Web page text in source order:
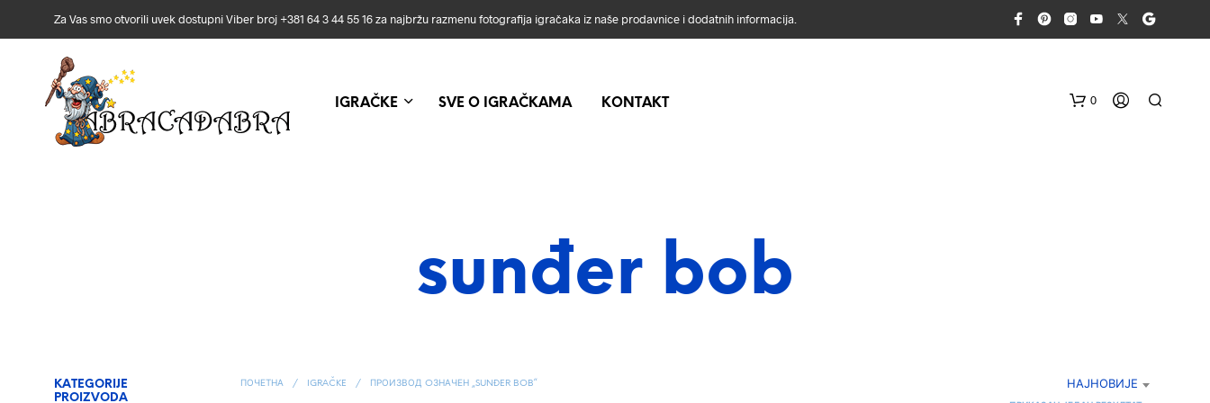
Za Vas smo otvorili uvek dostupni Viber broj +381 64 3 44 55 16 za najbržu razmenu fotografija igračaka iz naše prodavnice i dodatnih informacija.
IGRAČKE SVE O IGRAČKAMA KONTAKT 0
П
Р
sunđer bob
KATEGORIJE
PROIZVODA
ПОЧЕТНА / IGRAČKE / ПРОИЗВОД OЗНАЧЕН „SUNĐER BOB“ НАЈНОВИЈЕ